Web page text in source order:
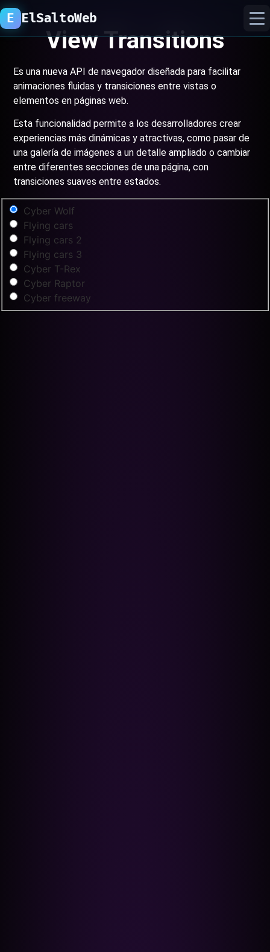
E ElSaltoWeb
recursos
laboratorio ia
View Transitions
Es una nueva API de navegador diseñada para facilitar
animaciones fluidas y transiciones entre vistas o
elementos en páginas web.
Esta funcionalidad permite a los desarrolladores crear
experiencias más dinámicas y atractivas, como pasar de
una galería de imágenes a un detalle ampliado o cambiar
entre diferentes secciones de una página, con
transiciones suaves entre estados.
Cyber Wolf
Flying cars
Flying cars 2
Flying cars 3
Cyber T-Rex
Cyber Raptor
Cyber freeway